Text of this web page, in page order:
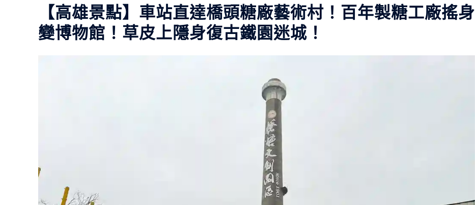
【高雄景點】車站直達橋頭糖廠藝術村！百年製糖工廠搖身
變博物館！草皮上隱身復古鐵園迷城！